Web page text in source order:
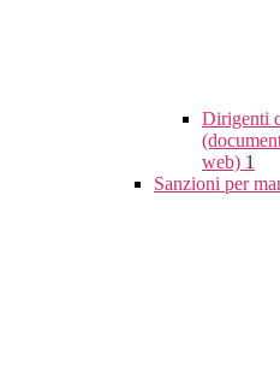
Dirigenti
web) 1
Sanzioni per